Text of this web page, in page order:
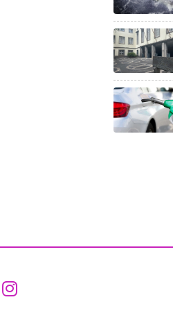
Aceder ao Facebook
Aceder ao